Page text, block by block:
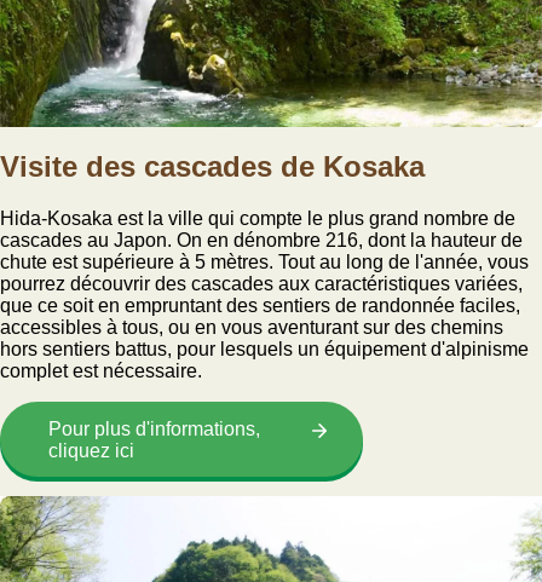
Visite des cascades de Kosaka
Hida-Kosaka est la ville qui compte le plus grand nombre de
cascades au Japon. On en dénombre 216, dont la hauteur de
chute est supérieure à 5 mètres. Tout au long de l'année, vous
pourrez découvrir des cascades aux caractéristiques variées,
que ce soit en empruntant des sentiers de randonnée faciles,
accessibles à tous, ou en vous aventurant sur des chemins
hors sentiers battus, pour lesquels un équipement d'alpinisme
complet est nécessaire.
Pour plus d'informations,
cliquez ici